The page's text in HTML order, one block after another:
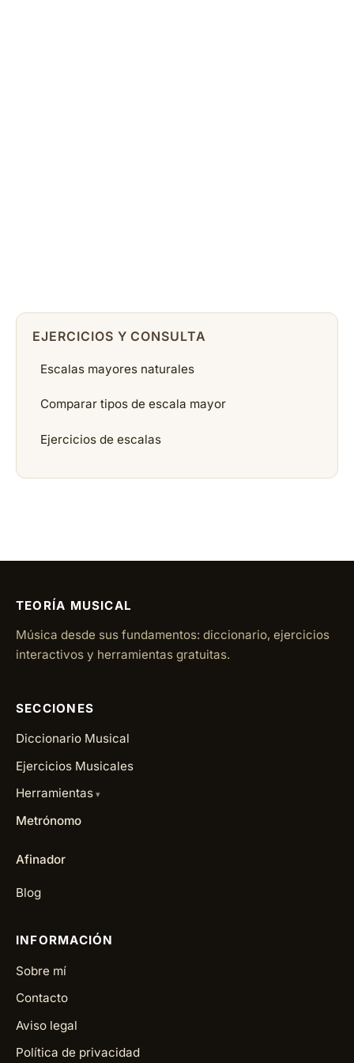
EJERCICIOS Y CONSULTA
Escalas mayores naturales
Comparar tipos de escala mayor
Ejercicios de escalas
TEORÍA MUSICAL
Música desde sus fundamentos: diccionario, ejercicios
interactivos y herramientas gratuitas.
SECCIONES
Diccionario Musical
Ejercicios Musicales
Herramientas
Metrónomo
Afinador
Blog
INFORMACIÓN
Sobre mí
Contacto
Aviso legal
Política de privacidad